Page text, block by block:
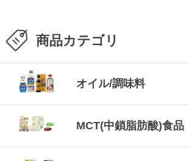
商品カテゴリ
オイル/調味料
MCT(中鎖脂肪酸)食品